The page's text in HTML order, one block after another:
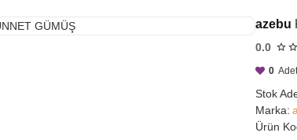
azebu
0.0
Stok
Marka:
Ürün
0